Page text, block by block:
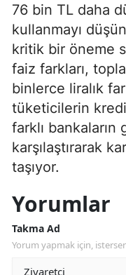
76 bin TL daha
kullanmayı
kritik bir öneme
faiz farkları,
binlerce liralık
tüketicilerin
farklı bankaların
karşılaştırarak
taşıyor.
Yorumlar
Takma Ad
Yorum yapmak için,